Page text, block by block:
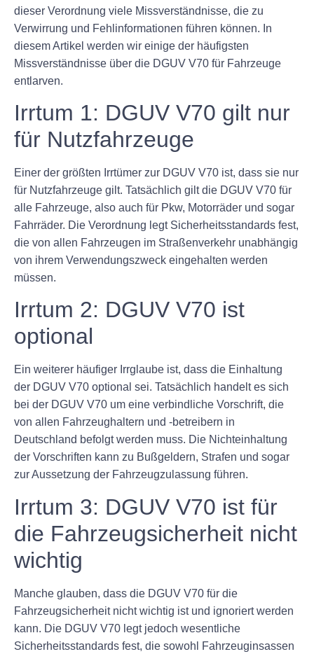
dieser Verordnung viele Missverständnisse, die zu
Verwirrung und Fehlinformationen führen können. In
diesem Artikel werden wir einige der häufigsten
Missverständnisse über die DGUV V70 für Fahrzeuge
entlarven.
Irrtum 1: DGUV V70 gilt nur
für Nutzfahrzeuge
Einer der größten Irrtümer zur DGUV V70 ist, dass sie nur
für Nutzfahrzeuge gilt. Tatsächlich gilt die DGUV V70 für
alle Fahrzeuge, also auch für Pkw, Motorräder und sogar
Fahrräder. Die Verordnung legt Sicherheitsstandards fest,
die von allen Fahrzeugen im Straßenverkehr unabhängig
von ihrem Verwendungszweck eingehalten werden
müssen.
Irrtum 2: DGUV V70 ist
optional
Ein weiterer häufiger Irrglaube ist, dass die Einhaltung
der DGUV V70 optional sei. Tatsächlich handelt es sich
bei der DGUV V70 um eine verbindliche Vorschrift, die
von allen Fahrzeughaltern und -betreibern in
Deutschland befolgt werden muss. Die Nichteinhaltung
der Vorschriften kann zu Bußgeldern, Strafen und sogar
zur Aussetzung der Fahrzeugzulassung führen.
Irrtum 3: DGUV V70 ist für
die Fahrzeugsicherheit nicht
wichtig
Manche glauben, dass die DGUV V70 für die
Fahrzeugsicherheit nicht wichtig ist und ignoriert werden
kann. Die DGUV V70 legt jedoch wesentliche
Sicherheitsstandards fest, die sowohl Fahrzeuginsassen